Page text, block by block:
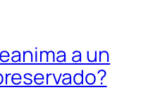
a un